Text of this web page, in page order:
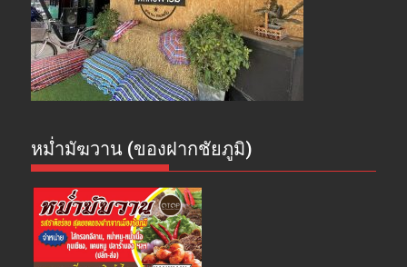
หม่ำมัฆวาน (ของฝากชัยภูมิ)